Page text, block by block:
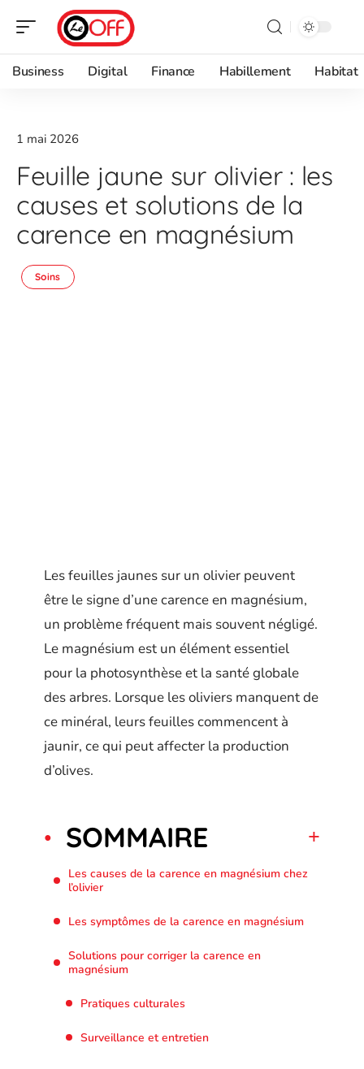
Business Digital Finance Habillement Habitat
1 mai 2026
Feuille jaune sur olivier : les
causes et solutions de la
carence en magnésium
Soins
Les feuilles jaunes sur un olivier peuvent
être le signe d’une carence en magnésium,
un problème fréquent mais souvent négligé.
Le magnésium est un élément essentiel
pour la photosynthèse et la santé globale
des arbres. Lorsque les oliviers manquent de
ce minéral, leurs feuilles commencent à
jaunir, ce qui peut affecter la production
d’olives.
SOMMAIRE
Les causes de la carence en magnésium chez
l’olivier
Les symptômes de la carence en magnésium
Solutions pour corriger la carence en
magnésium
Pratiques culturales
Surveillance et entretien